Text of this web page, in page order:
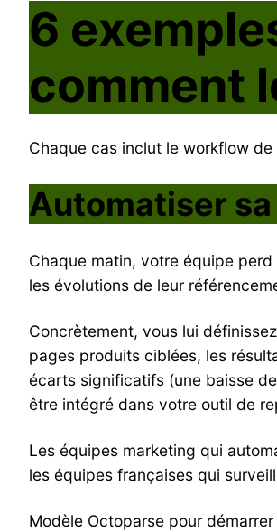
6
comment
Chaque cas inclut le workflow
Automatiser
Chaque matin, votre équipe
les évolutions de leur
Concrètement, vous lui
pages produits ciblées, les
écarts significatifs (une baisse
être intégré dans votre outil de
Les équipes marketing qui
les équipes françaises qui
Modèle Octoparse pour démarrer